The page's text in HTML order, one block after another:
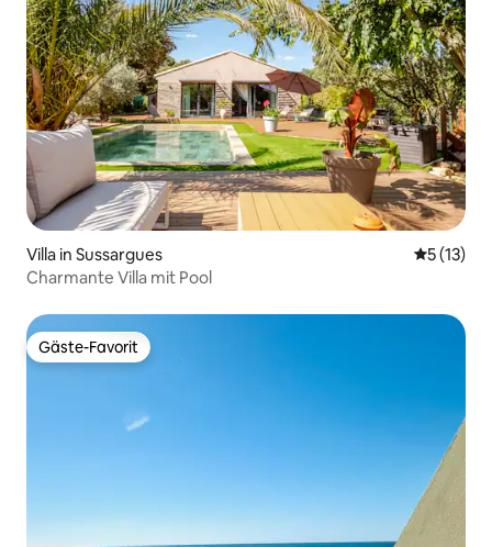
Villa in Sussargues
5 (13)
Charmante Villa mit Pool
Gäste-Favorit
Gäste-Favorit